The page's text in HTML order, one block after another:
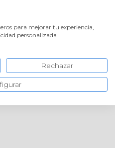
para mejorar tu experiencia,
personalizada.
Rechazar